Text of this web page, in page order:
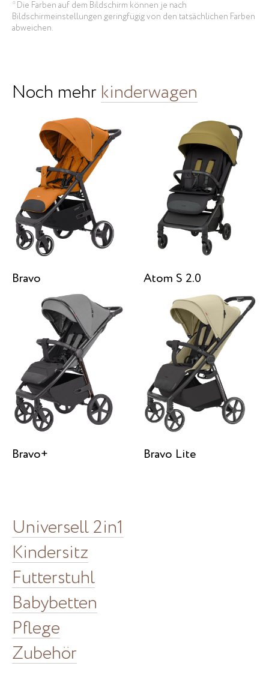
* Die Farben auf dem Bildschirm können je nach
Bildschirmeinstellungen geringfügig von den tatsächlichen Farben
abweichen.
Noch mehr kinderwagen
Bravo Atom S 2.0
Bravo+ Bravo Lite
Universell 2in1
Kindersitz
Futterstuhl
Babybetten
Pflege
Zubehör